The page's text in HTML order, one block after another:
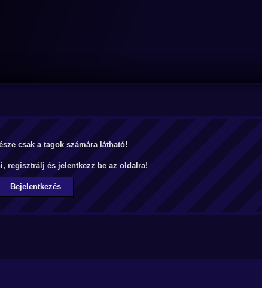
csak a tagok számára látható!
regisztrálj és jelentkezz be az oldalra!
Bejelentkezés